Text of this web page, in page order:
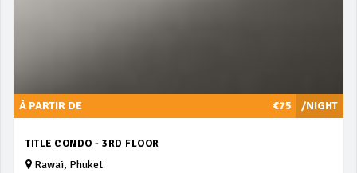
/NIGHT
À PARTIR DE €75
TITLE CONDO - 3RD FLOOR
Rawai, Phuket